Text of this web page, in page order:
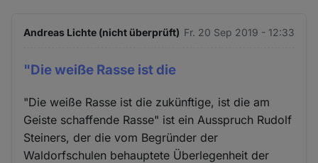
Andreas Lichte (nicht überprüft) Fr. 20 Sep 2019 - 12:33
"Die weiße Rasse ist die
"Die weiße Rasse ist die zukünftige, ist die am
Geiste schaffende Rasse" ist ein Ausspruch Rudolf
Steiners, der die vom Begründer der
Waldorfschulen behauptete Überlegenheit der